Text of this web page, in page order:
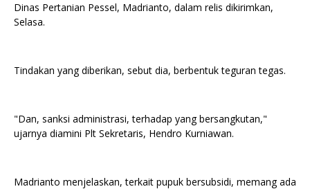
Dinas Pertanian Pessel, Madrianto, dalam relis dikirimkan,
Selasa.
Tindakan yang diberikan, sebut dia, berbentuk teguran tegas.
"Dan, sanksi administrasi, terhadap yang bersangkutan,"
ujarnya diamini Plt Sekretaris, Hendro Kurniawan.
Madrianto menjelaskan, terkait pupuk bersubsidi, memang ada